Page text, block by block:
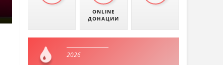
ONLINE
ДОНАЦИИ
2026